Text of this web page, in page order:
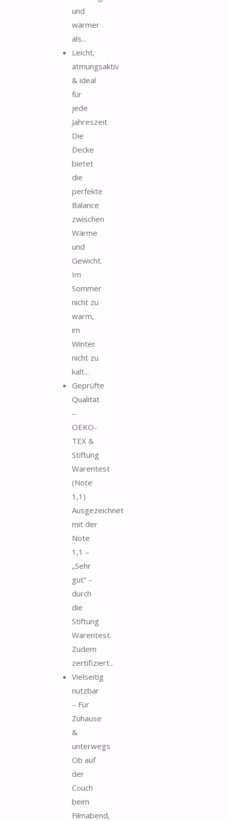
und
wärmer
als...
Leicht,
atmungsaktiv
& ideal
für
jede
Jahreszeit
Die
Decke
bietet
die
perfekte
Balance
zwischen
Wärme
und
Gewicht.
Im
Sommer
nicht zu
warm,
im
Winter
nicht zu
kalt...
Geprüfte
Qualität
–
OEKO-
TEX &
Stiftung
Warentest
(Note
1,1)
Ausgezeichnet
mit der
Note
1,1 –
„Sehr
gut“ –
durch
die
Stiftung
Warentest.
Zudem
zertifiziert...
Vielseitig
nutzbar
– Für
Zuhause
&
unterwegs
Ob auf
der
Couch
beim
Filmabend,